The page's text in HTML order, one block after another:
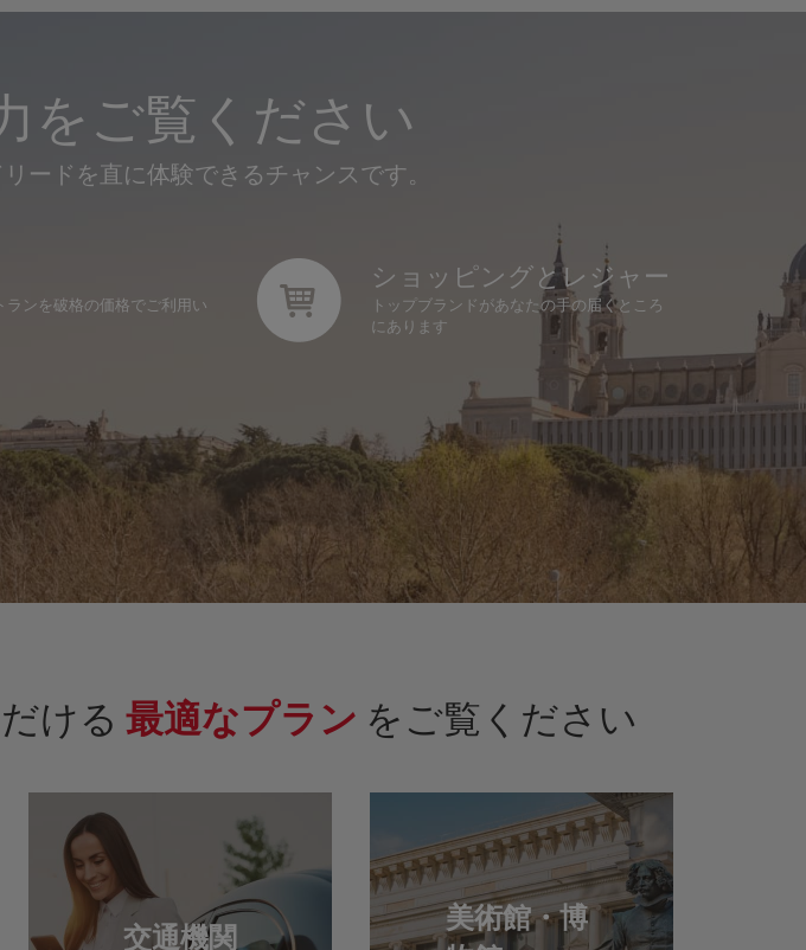
をご覧ください
ードを直に体験できるチャンスです。
ランを破格の価格でご利用い
ショッピングとレジャー
トップブランドがあなたの手の届くところ
にあります
ける 最適なプラン をご覧ください
交通機関
美術館・博